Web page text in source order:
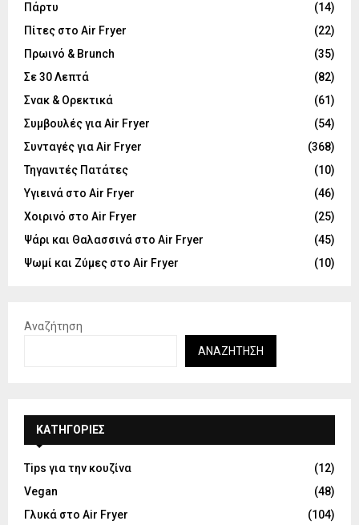
Πάρτυ
(14)
Πίτες στο Air Fryer
(22)
Πρωινό & Brunch
(35)
Σε 30 Λεπτά
(82)
Σνακ & Ορεκτικά
(61)
Συμβουλές για Air Fryer
(54)
Συνταγές για Air Fryer
(368)
Τηγανιτές Πατάτες
(10)
Υγιεινά στο Air Fryer
(46)
Χοιρινό στο Air Fryer
(25)
Ψάρι και Θαλασσινά στο Air Fryer
(45)
Ψωμί και Ζύμες στο Air Fryer
(10)
Αναζήτηση
ΑΝΑΖΉΤΗΣΗ
KΑΤΗΓΟΡΊΕΣ
Tips για την κουζίνα
(12)
Vegan
(48)
Γλυκά στο Air Fryer
(104)